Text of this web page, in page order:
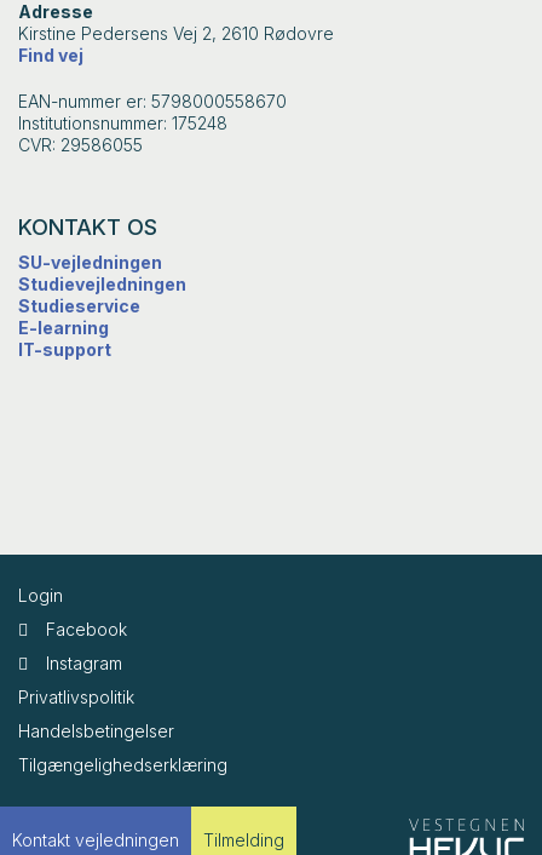
Adresse
Kirstine Pedersens Vej 2, 2610 Rødovre
Find vej
EAN-nummer er: 5798000558670
Institutionsnummer: 175248
CVR: 29586055
KONTAKT OS
SU-vejledningen
Studievejledningen
Studieservice
E-learning
IT-support
Tilmelding
Kontakt vejledningen
Login
Facebook
Instagram
Privatlivspolitik
Handelsbetingelser
Tilgængelighedserklæring